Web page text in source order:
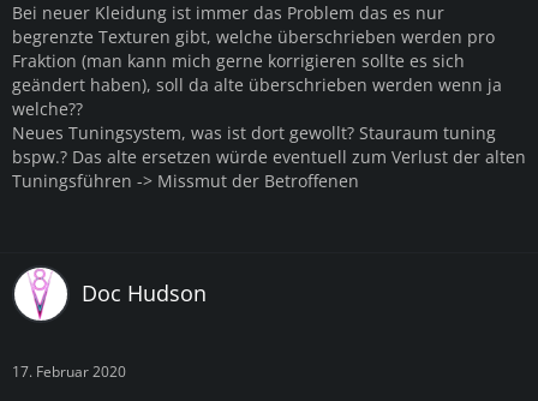
Bei neuer Kleidung ist immer das Problem das es nur
begrenzte Texturen gibt, welche überschrieben werden pro
Fraktion (man kann mich gerne korrigieren sollte es sich
geändert haben), soll da alte überschrieben werden wenn ja
welche??
Neues Tuningsystem, was ist dort gewollt? Stauraum tuning
bspw.? Das alte ersetzen würde eventuell zum Verlust der alten
Tuningsführen -> Missmut der Betroffenen
Doc Hudson
17. Februar 2020